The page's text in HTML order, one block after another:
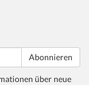
Abonnieren
über neue